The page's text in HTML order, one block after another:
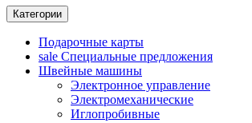
Категории
Подарочные карты
sale Специальные предложения
Швейные машины
Электронное управление
Электромеханические
Иглопробивные